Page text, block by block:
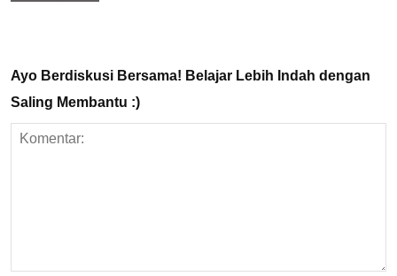
Ayo Berdiskusi Bersama! Belajar Lebih Indah dengan
Saling Membantu :)